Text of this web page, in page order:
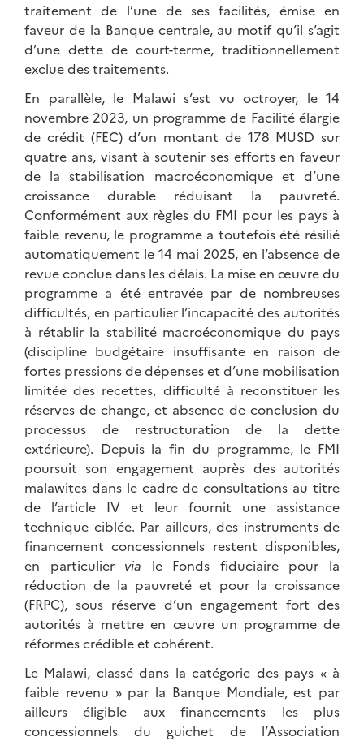
traitement de l’une de ses facilités, émise en
faveur de la Banque centrale, au motif qu’il s’agit
d’une dette de court-terme, traditionnellement
exclue des traitements.
En parallèle, le Malawi s’est vu octroyer, le 14
novembre 2023, un programme de Facilité élargie
de crédit (FEC) d’un montant de 178 MUSD sur
quatre ans, visant à soutenir ses efforts en faveur
de la stabilisation macroéconomique et d’une
croissance durable réduisant la pauvreté.
Conformément aux règles du FMI pour les pays à
faible revenu, le programme a toutefois été résilié
automatiquement le 14 mai 2025, en l’absence de
revue conclue dans les délais. La mise en œuvre du
programme a été entravée par de nombreuses
difficultés, en particulier l’incapacité des autorités
à rétablir la stabilité macroéconomique du pays
(discipline budgétaire insuffisante en raison de
fortes pressions de dépenses et d’une mobilisation
limitée des recettes, difficulté à reconstituer les
réserves de change, et absence de conclusion du
processus de restructuration de la dette
extérieure). Depuis la fin du programme, le FMI
poursuit son engagement auprès des autorités
malawites dans le cadre de consultations au titre
de l’article IV et leur fournit une assistance
technique ciblée. Par ailleurs, des instruments de
financement concessionnels restent disponibles,
en particulier via le Fonds fiduciaire pour la
réduction de la pauvreté et pour la croissance
(FRPC), sous réserve d’un engagement fort des
autorités à mettre en œuvre un programme de
réformes crédible et cohérent.
Le Malawi, classé dans la catégorie des pays « à
faible revenu » par la Banque Mondiale, est par
ailleurs éligible aux financements les plus
concessionnels du guichet de l’Association